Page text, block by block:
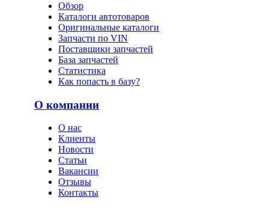
Обзор
Каталоги автотоваров
Оригинальные каталоги
Запчасти по VIN
Поставщики запчастей
База запчастей
Статистика
Как попасть в базу?
О компании
О нас
Клиенты
Новости
Статьи
Вакансии
Отзывы
Контакты